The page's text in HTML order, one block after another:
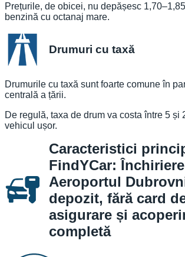
Prețurile, de obicei, nu depășesc
benzină cu octanaj mare.
Drumuri cu taxă
Drumurile cu taxă sunt foarte comune în
centrală a țării.
De regulă, taxa de drum va costa între 5 și
vehicul ușor.
Caracteristici
FindYCar:
Aeroportul
depozit, fără card
asigurare și
completă